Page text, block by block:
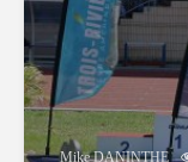
Mike DANINTHE